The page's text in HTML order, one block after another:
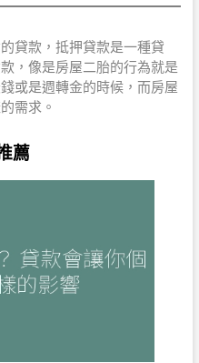
貸款，抵押貸款是一種貸
，像是房屋二胎的行為就是
或是週轉金的時候，而房屋
需求。
薦